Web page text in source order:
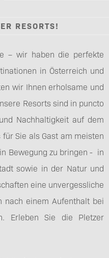
RESORTS!
– wir haben die perfekte
in Österreich und
wir Ihnen erholsame und
Resorts sind in puncto
Nachhaltigkeit auf dem
Sie als Gast am meisten
Bewegung zu bringen - in
sowie in der Natur und
eine unvergessliche
nach einem Aufenthalt bei
Erleben Sie die Pletzer